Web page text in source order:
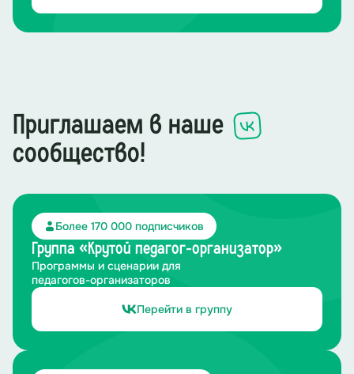
Приглашаем в наше
сообщество!
Более 170 000 подписчиков
Группа «Крутой педагог-организатор»
Программы и сценарии для
педагогов-организаторов
Перейти в группу